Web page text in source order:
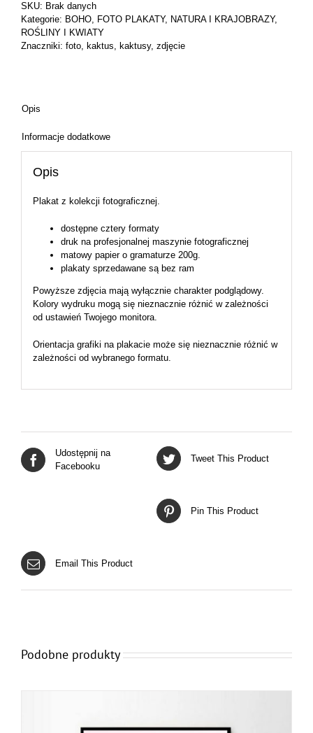
SKU: Brak danych
Kategorie: BOHO, FOTO PLAKATY, NATURA I KRAJOBRAZY,
ROŚLINY I KWIATY
Znaczniki: foto, kaktus, kaktusy, zdjęcie
Opis
Informacje dodatkowe
Opis
Plakat z kolekcji fotograficznej.
dostępne cztery formaty
druk na profesjonalnej maszynie fotograficznej
matowy papier o gramaturze 200g.
plakaty sprzedawane są bez ram
Powyższe zdjęcia mają wyłącznie charakter podglądowy.
Kolory wydruku mogą się nieznacznie różnić w zależności
od ustawień Twojego monitora.
Orientacja grafiki na plakacie może się nieznacznie różnić w
zależności od wybranego formatu.
Udostępnij na
Facebooku
Tweet This Product
Pin This Product
Email This Product
Podobne produkty